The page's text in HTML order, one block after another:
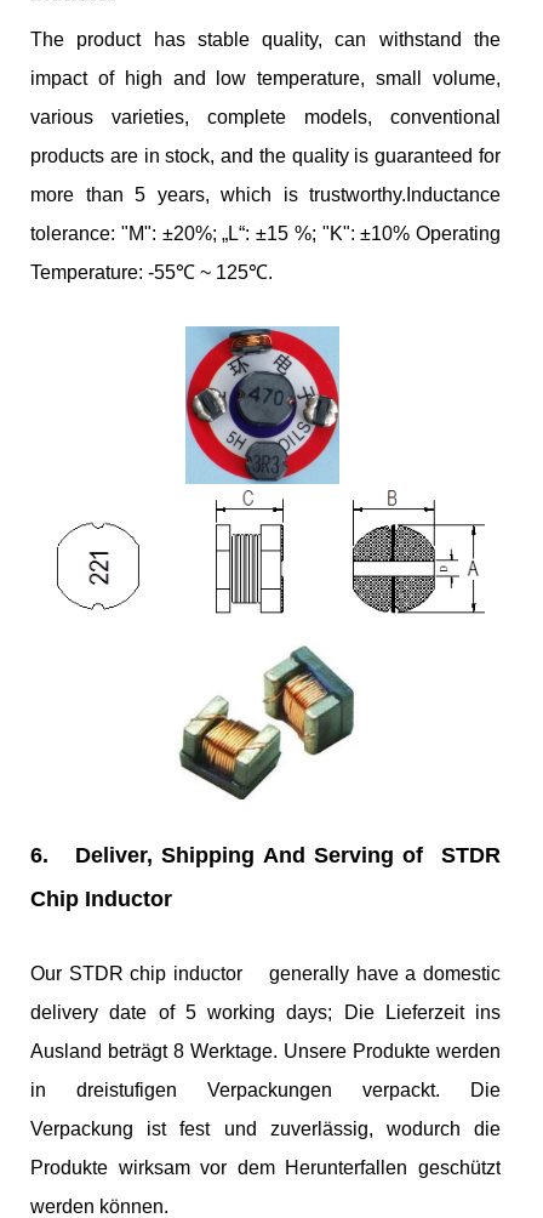
The product has stable quality, can withstand the
impact of high and low temperature, small volume,
various varieties, complete models, conventional
products are in stock, and the quality is guaranteed for
more than 5 years, which is trustworthy.Inductance
tolerance: "M": ±20%; „L“: ±15 %; "K": ±10% Operating
Temperature: -55℃ ~ 125℃.
6. Deliver, Shipping And Serving of STDR
Chip Inductor
Our STDR chip inductor generally have a domestic
delivery date of 5 working days; Die Lieferzeit ins
Ausland beträgt 8 Werktage. Unsere Produkte werden
in dreistufigen Verpackungen verpackt. Die
Verpackung ist fest und zuverlässig, wodurch die
Produkte wirksam vor dem Herunterfallen geschützt
werden können.